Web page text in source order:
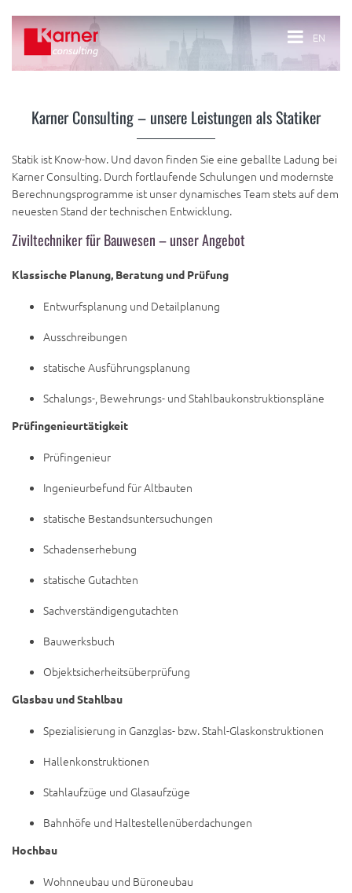
EN
Karner Consulting – unsere Leistungen als Statiker
Statik ist Know-how. Und davon finden Sie eine geballte Ladung bei
Karner Consulting. Durch fortlaufende Schulungen und modernste
Berechnungsprogramme ist unser dynamisches Team stets auf dem
neuesten Stand der technischen Entwicklung.
Ziviltechniker für Bauwesen – unser Angebot
Klassische Planung, Beratung und Prüfung
Entwurfsplanung und Detailplanung
Ausschreibungen
statische Ausführungsplanung
Schalungs-, Bewehrungs- und Stahlbaukonstruktionspläne
Prüfingenieurtätigkeit
Prüfingenieur
Ingenieurbefund für Altbauten
statische Bestandsuntersuchungen
Schadenserhebung
statische Gutachten
Sachverständigengutachten
Bauwerksbuch
Objektsicherheitsüberprüfung
Glasbau und Stahlbau
Spezialisierung in Ganzglas- bzw. Stahl-Glaskonstruktionen
Hallenkonstruktionen
Stahlaufzüge und Glasaufzüge
Bahnhöfe und Haltestellenüberdachungen
Hochbau
Wohnneubau und Büroneubau